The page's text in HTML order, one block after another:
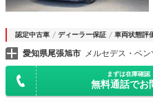
認定中古車 ディーラー保証 車両状態評
愛知県尾張旭市
まずは在庫確認
無料通話でお